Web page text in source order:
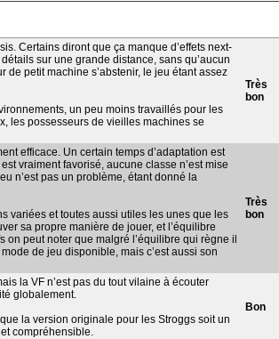
Certains diront que ça manque d’effets next-
sur une grande distance, sans qu’aucun
de petit machine s’abstenir, le jeu étant assez
un peu moins travaillés pour les
les possesseurs de vieilles machines se
Très
bon
efficace. Un certain temps d’adaptation est
vraiment favorisé, aucune classe n’est mise
n’est pas un problème, étant donné la
variées et toutes aussi utiles les unes que les
sa propre manière de jouer, et l’équilibre
peut noter que malgré l’équilibre qui règne il
de jeu disponible, mais c’est aussi son
Très
bon
la VF n’est pas du tout vilaine à écouter
globalement.
la version originale pour les Stroggs soit un
compréhensible.
Bon